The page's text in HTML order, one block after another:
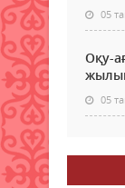
05
Оқу-
05